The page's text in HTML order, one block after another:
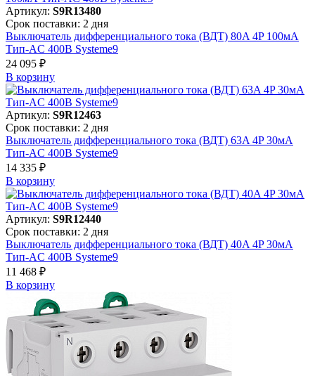
Артикул: S9R13480
Срок поставки: 2 дня
Выключатель дифференциального тока (ВДТ) 80A 4P 100мА
Тип-AC 400В Systeme9
24 095 ₽
В корзинy
Артикул: S9R12463
Срок поставки: 2 дня
Выключатель дифференциального тока (ВДТ) 63A 4P 30мА
Тип-AC 400В Systeme9
14 335 ₽
В корзинy
Артикул: S9R12440
Срок поставки: 2 дня
Выключатель дифференциального тока (ВДТ) 40A 4P 30мА
Тип-AC 400В Systeme9
11 468 ₽
В корзинy